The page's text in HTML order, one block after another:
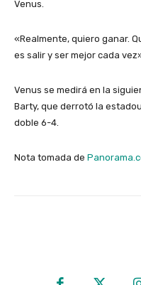
Venus.
«Realmente, quiero ganar.
es salir y ser mejor cada
Venus se medirá en la
Barty, que derrotó la
doble 6-4.
Nota tomada de